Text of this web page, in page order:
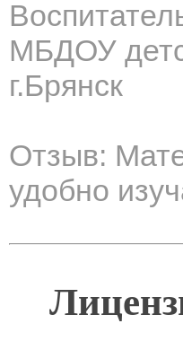
МБДОУ
г.Брянск
Отзыв:
удобно